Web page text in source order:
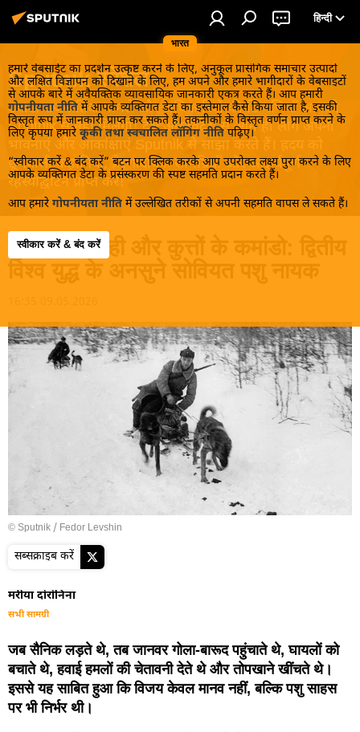
भारत
हिन्दी
हमारे वेबसाईट का प्रदर्शन उत्कृष्ट करने के लिए, अनुकूल प्रासंगिक समाचार उत्पादों
और लक्षित विज्ञापन को दिखाने के लिए, हम अपने और हमारे भागीदारों के वेबसाइटों
से आपके बारे में अवैयक्तिक व्यावसायिक जानकारी एकत्र करते हैं। आप हमारी
गोपनीयता नीति में आपके व्यक्तिगत डेटा का इस्तेमाल कैसे किया जाता है, इसकी
विस्तृत रूप में जानकारी प्राप्त कर सकते हैं। तकनीकों के विस्तृत वर्णन प्राप्त करने के
लिए कृपया हमारे कूकी तथा स्वचालित लॉगिंग नीति पढ़िए।
“स्वीकार करें & बंद करें” बटन पर क्लिक करके आप उपरोक्त लक्ष्य पुरा करने के लिए
आपके व्यक्तिगत डेटा के प्रसंस्करण की स्पष्ट सहमति प्रदान करते हैं।
आप हमारे गोपनीयता नीति में उल्लेखित तरीकों से अपनी सहमति वापस ले सकते हैं।
स्वीकार करें & बंद करें
Sputnik स्पेशल
उबाऊ राजनीतिक मामले और अधिकारियों की टिप्पणियाँ आपको
Sputnik से नहीं मिलेंगी! देश और विदेश से आम ही लोग अपनी
भावनाएं और आकांक्षाएं Sputnik से साझा करते हैं। ह्रदय को
छूनेवाली कहानियाँ, प्रेरणादायक सामग्रियाँ और आश्चर्यपूर्ण
रहस्योद्घाटन प्राप्त करें!
गुप्त हिरण टोही और कुत्तों के कमांडो: द्वितीय
© Sputnik / Fedor Levshin
सब्सक्राइब करें
मरीया दोरोनिना
सभी सामग्री
जब सैनिक लड़ते थे, तब जानवर गोला-बारूद पहुंचाते थे, घायलों को
बचाते थे, हवाई हमलों की चेतावनी देते थे और तोपखाने खींचते थे।
इससे यह साबित हुआ कि विजय केवल मानव नहीं, बल्कि पशु साहस
पर भी निर्भर थी।